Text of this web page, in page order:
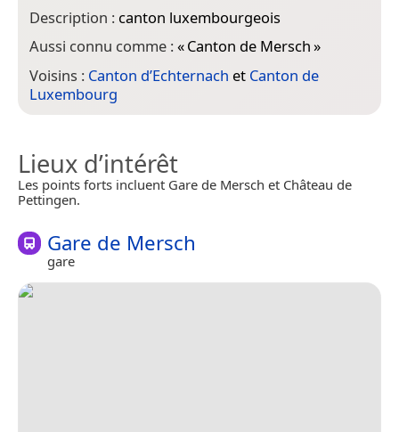
Description : canton luxembourgeois
Aussi connu comme :«Canton de Mersch»
Voisins : Canton d’Echternach et Canton de
Luxembourg
Lieux d’intérêt
Les points forts incluent Gare de Mersch et Château de
Pettingen.
Gare de Mersch
gare